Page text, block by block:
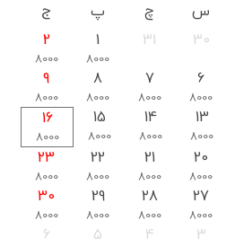
س چ پ
ج
30
31
1
8000
2
8000
6
8000
7
8000
8
8000
9
8000
13
8000
14
8000
15
8000
16
8000
20
8000
21
8000
22
8000
23
8000
27
8000
28
8000
29
8000
30
8000
3
4
5
6